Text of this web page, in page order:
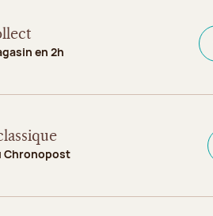
en 2h
Chronopost